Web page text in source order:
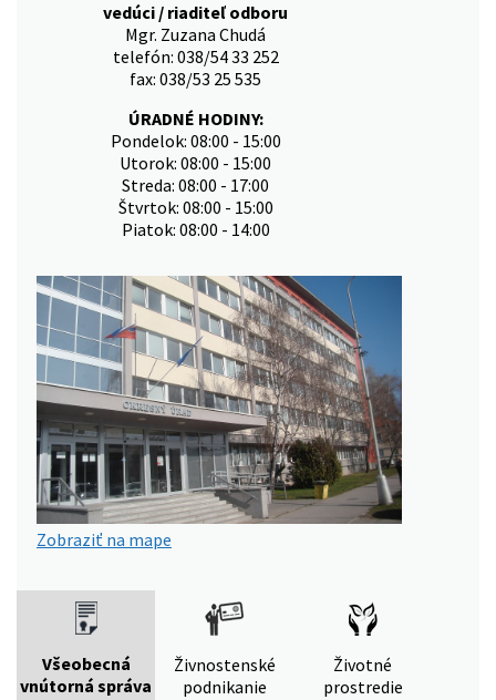
vedúci / riaditeľ odboru
Mgr. Zuzana Chudá
telefón: 038/54 33 252
fax: 038/53 25 535
ÚRADNÉ HODINY:
Pondelok: 08:00 - 15:00
Utorok: 08:00 - 15:00
Streda: 08:00 - 17:00
Štvrtok: 08:00 - 15:00
Piatok: 08:00 - 14:00
Zobraziť na mape
Všeobecná
vnútorná správa
Živnostenské
podnikanie
Životné
prostredie